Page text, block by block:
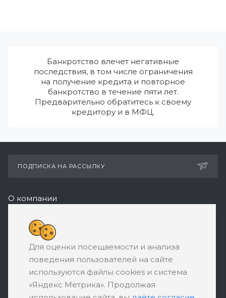
Банкротство влечет негативные
последствия, в том числе ограничения
на получение кредита и повторное
банкротство в течение пяти лет.
Предварительно обратитесь к своему
кредитору и в МФЦ.
ПОДПИСКА НА РАССЫЛКУ
О компании
Реквизиты
8 (800) 550-08-77
ЗАКАЗАТЬ ЗВОНОК
support@ratingbankrotstva.ru
111398, Москва, ул. Плеханова, д. 30,
Для оценки посещаемости и анализа
поведения пользователей на сайте
используются файлы cookies и система
«Яндекс Метрика». Продолжая